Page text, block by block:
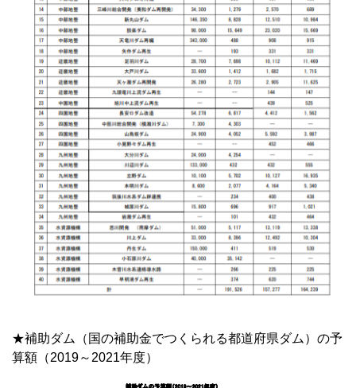
★補助ダム（国の補助金でつくられる都道府県ダム）の予
算額（2019～2021年度）